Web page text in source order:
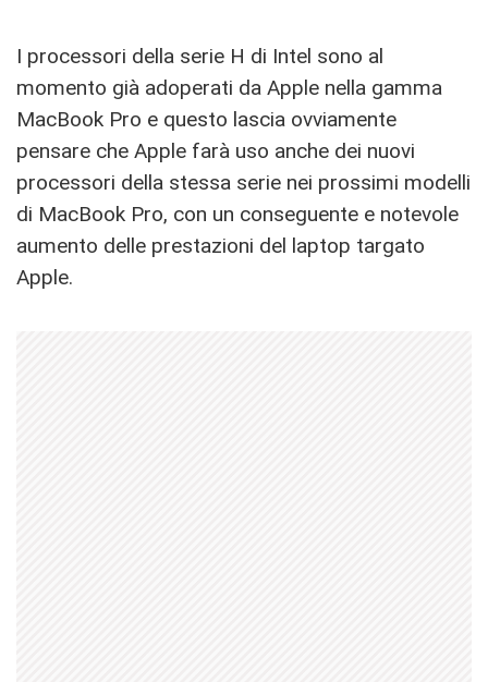
I processori della serie H di Intel sono al
momento già adoperati da Apple nella gamma
MacBook Pro e questo lascia ovviamente
pensare che Apple farà uso anche dei nuovi
processori della stessa serie nei prossimi modelli
di MacBook Pro, con un conseguente e notevole
aumento delle prestazioni del laptop targato
Apple.